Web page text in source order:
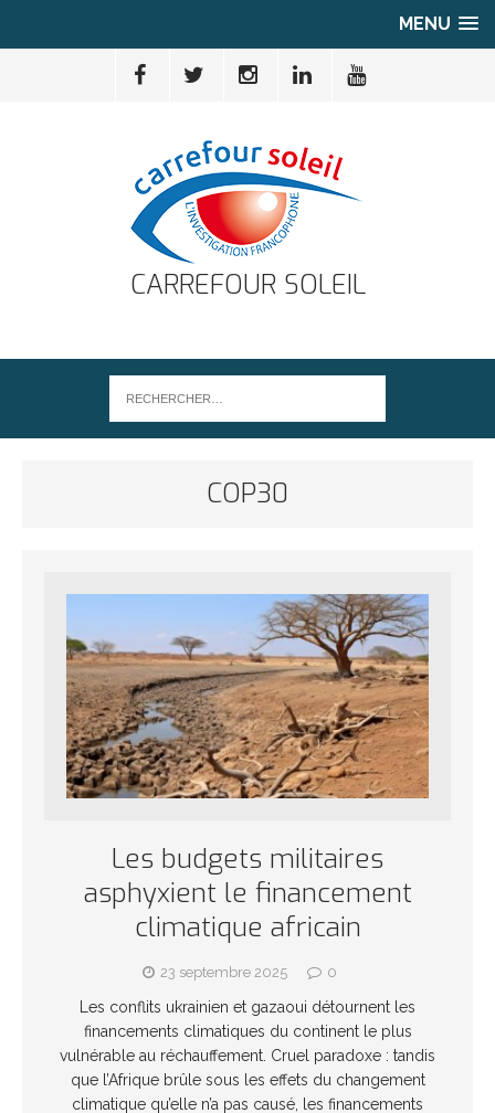
MENU
CARREFOUR SOLEIL
COP30
Les budgets militaires
asphyxient le financement
climatique africain
23 septembre 2025 0
Les conflits ukrainien et gazaoui détournent les
financements climatiques du continent le plus
vulnérable au réchauffement. Cruel paradoxe : tandis
que l’Afrique brûle sous les effets du changement
climatique qu’elle n’a pas causé, les financements